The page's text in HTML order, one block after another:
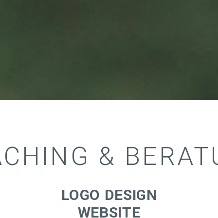
&
LOGO DESIGN
WEBSITE